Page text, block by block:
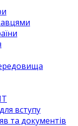
вступу
та документів